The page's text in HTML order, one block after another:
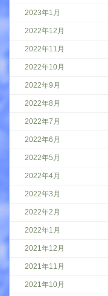
2023年1月
2022年12月
2022年11月
2022年10月
2022年9月
2022年8月
2022年7月
2022年6月
2022年5月
2022年4月
2022年3月
2022年2月
2022年1月
2021年12月
2021年11月
2021年10月